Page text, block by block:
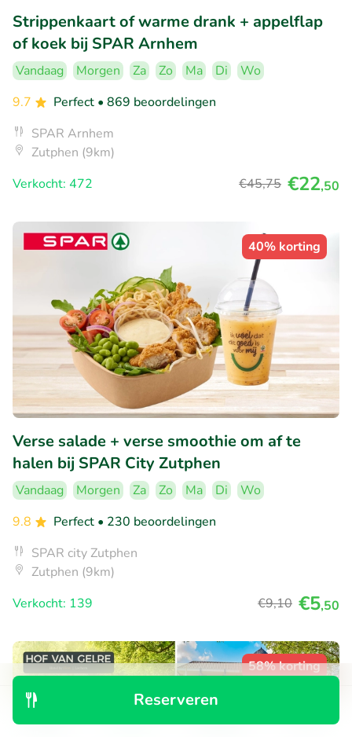
Reserveren
Strippenkaart of warme drank + appelflap
of koek bij SPAR Arnhem
Vandaag Morgen Za Zo Ma Di
Wo
9.7
Perfect • 869 beoordelingen
SPAR Arnhem
Zutphen (9km)
Verkocht: 472
€45,75 €22,50
40% korting
Verse salade + verse smoothie om af te
halen bij SPAR City Zutphen
Vandaag Morgen Za Zo Ma Di
Wo
9.8
Perfect • 230 beoordelingen
SPAR city Zutphen
Zutphen (9km)
Verkocht: 139
€9,10 €5,50
58% korting